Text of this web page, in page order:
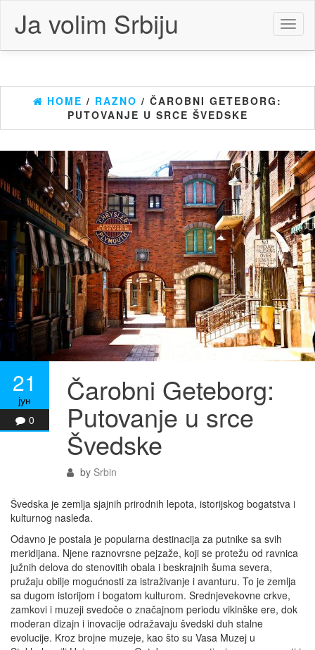
content
Ja volim Srbiju
HOME / RAZNO / ČAROBNI GETEBORG:
PUTOVANJE U SRCE ŠVEDSKE
21
јун
0
Čarobni Geteborg:
Putovanje u srce
Švedske
by Srbin
Švedska je zemlja sjajnih prirodnih lepota, istorijskog bogatstva i
kulturnog nasleđa.
Odavno je postala je popularna destinacija za putnike sa svih
meridijana. Njene raznovrsne pejzaže, koji se protežu od ravnica
južnih delova do stenovitih obala i beskrajnih šuma severa,
pružaju obilje mogućnosti za istraživanje i avanturu. To je zemlja
sa dugom istorijom i bogatom kulturom. Srednjevekovne crkve,
zamkovi i muzeji svedoče o značajnom periodu vikinške ere, dok
moderan dizajn i inovacije odražavaju švedski duh stalne
evolucije. Kroz brojne muzeje, kao što su Vasa Muzej u